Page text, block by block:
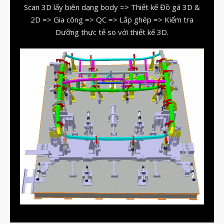
vật liệu in 3D tiếp xúc dầu
vật liệu in 3D kháng dung môi
đọc datasheet vật liệu in 3D
phun hạt mài chi tiết in 3D
Tháng Tám 2026
Tháng Bảy 2026
Tháng Năm 2026
Tháng Tư 2026
Tháng Ba 2026
Scan 3D lấy biên dạng body => Thiết kế Đồ gá 3D &
2D => Gia công => QC => Lắp ghép => Kiểm tra
Dưỡng thực tế so với thiết kế 3D.